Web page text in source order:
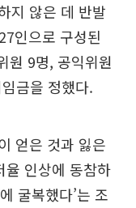
지 않은 데 반발
인으로 구성된
원 9명, 공익위원
금을 정했다.
얻은 것과 잃은
율 인상에 동참하
굴복했다’는 조